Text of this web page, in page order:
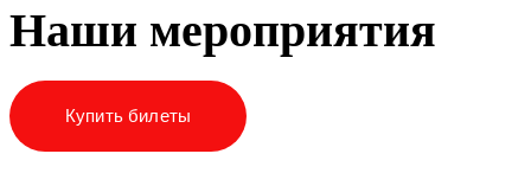
Наши мероприятия
Купить билеты